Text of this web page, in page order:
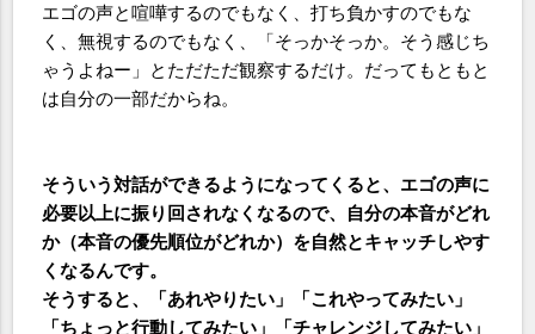
エゴの声と喧嘩するのでもなく、打ち負かすのでもな
く、無視するのでもなく、「そっかそっか。そう感じち
ゃうよねー」とただただ観察するだけ。だってもともと
は自分の一部だからね。
そういう対話ができるようになってくると、エゴの声に
必要以上に振り回されなくなるので、自分の本音がどれ
か（本音の優先順位がどれか）を自然とキャッチしやす
くなるんです。
そうすると、「あれやりたい」「これやってみたい」
「ちょっと行動してみたい」「チャレンジしてみたい」